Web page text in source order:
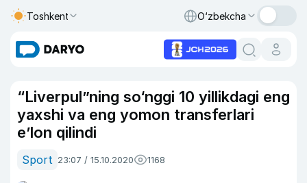
Toshkent O‘zbekcha
“Liverpul”ning so‘nggi 10 yillikdagi eng
yaxshi va eng yomon transferlari
e’lon qilindi
Sport 23:07 / 15.10.2020 1168